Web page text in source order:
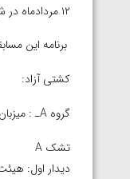
۱۲ مردادماه در شهرهای مختلف برگزار می شود، برگزار می شود.
برنامه این
کشتی آزاد:
گروه Aـ : میزبان اراک ( ۱۲ مردادماه- مجموعه ورزشی شهدای پنجم مرداد)
تشک A
دیدار اول: